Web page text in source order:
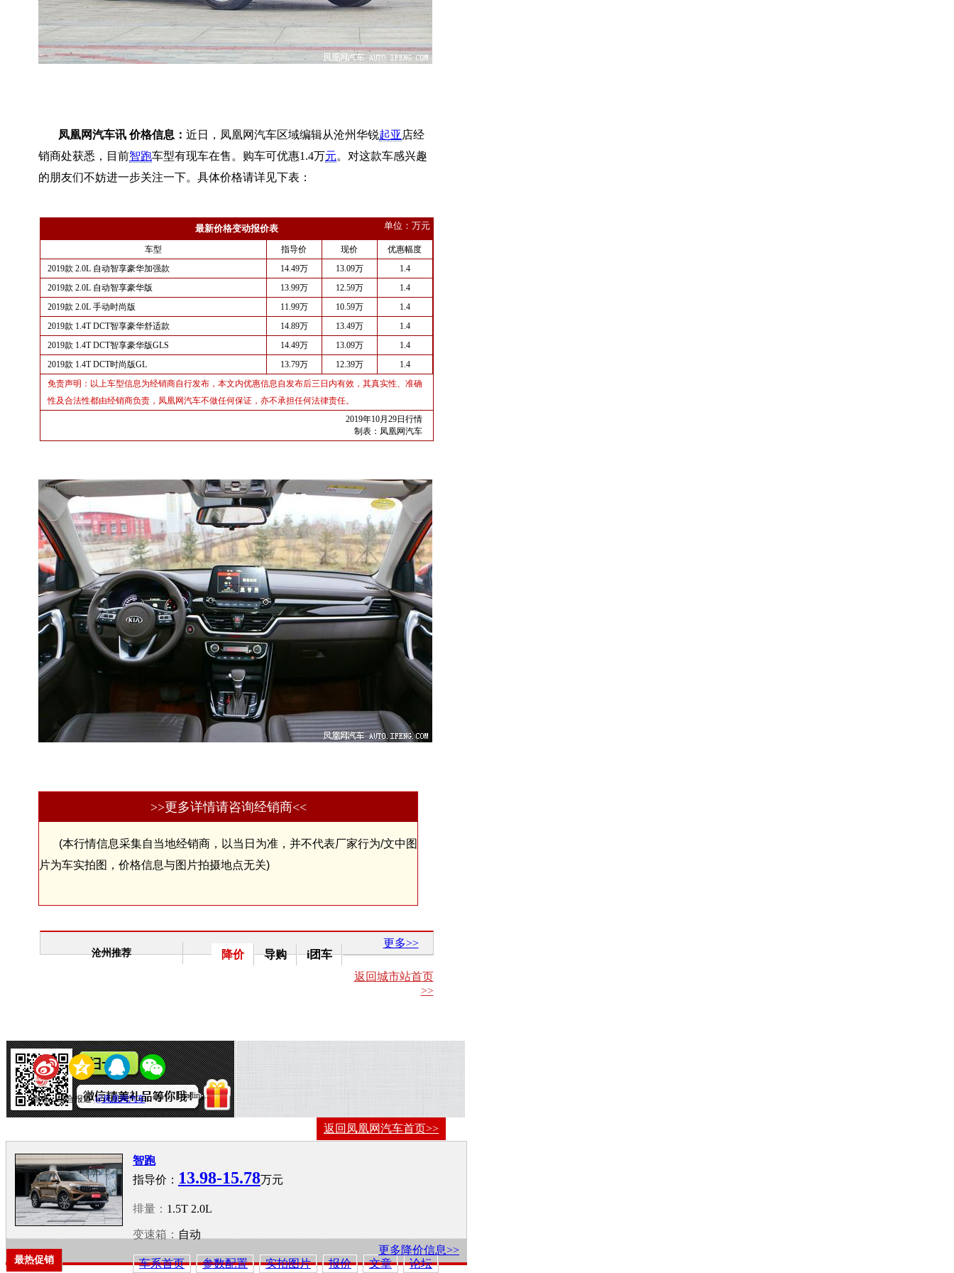
凤凰网汽车讯 价格信息： 近日，凤凰网汽车区域编辑从沧州华锐起亚 店经
销商处获悉，目前智跑车型有现车在售。购车可优惠1.4万元。对这款车感兴趣
的朋友们不妨进一步关注一下。具体价格请详见下表：
最新价格变动报价表 单位：万元
车型 指导价 现价
优惠幅度
2019款 2.0L 自动智享豪华加强款
14.49万 13.09万
1.4
2019款 2.0L 自动智享豪华版
13.99万 12.59万
1.4
2019款 2.0L 手动时尚版
11.99万 10.59万
1.4
2019款 1.4T DCT智享豪华舒适款
14.89万 13.49万
1.4
2019款 1.4T DCT智享豪华版GLS
14.49万 13.09万
1.4
2019款 1.4T DCT时尚版GL
13.79万 12.39万
1.4
免责声明：以上车型信息为经销商自行发布，本文内优惠信息自发布后三日内有效，其真实性、准确
性及合法性都由经销商负责，凤凰网汽车不做任何保证，亦不承担任何法律责任。
2019年10月29日行情
制表： 凤凰网汽车
>>更多详情请咨询经销商<<
(本行情信息采集自当地经销商，以当日为准，并不代表厂家行为/文中图
片为车实拍图，价格信息与图片拍摄地点无关)
沧州推荐 降价 导购 i团车
更多>>
返回城市站首页
>>
作者：综合报道 @凤凰网汽车 Loading...
返回凤凰网汽车首页>>
智跑
指导价： 13.98-15.78万元
排量： 1.5T 2.0L
变速箱： 自动
车系首页 参数配置 实拍图片 报价 文章 论坛
最热促销
更多降价信息>>